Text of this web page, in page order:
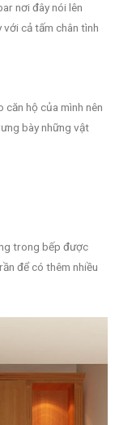
nơi đây nói lên
cả tấm chân tình
hộ của mình nên
bày những vật
trong bếp được
để có thêm nhiều